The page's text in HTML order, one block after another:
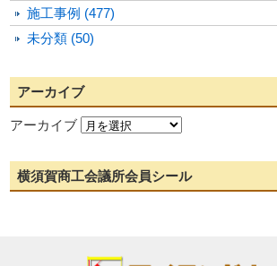
施工事例 (477)
未分類 (50)
アーカイブ
アーカイブ
横須賀商工会議所会員シール